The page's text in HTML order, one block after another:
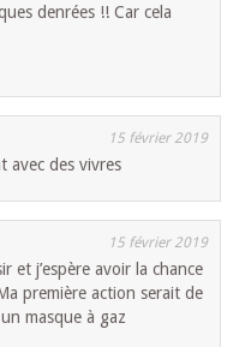
denrées !! Car cela
15 février 2019
avec des vivres
15 février 2019
et j’espère avoir la chance
première action serait de
masque à gaz